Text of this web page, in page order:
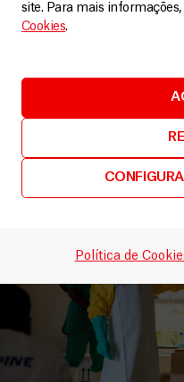
site. Para mais
Cookies.
Política de
República Democrática
LEIA MAIS